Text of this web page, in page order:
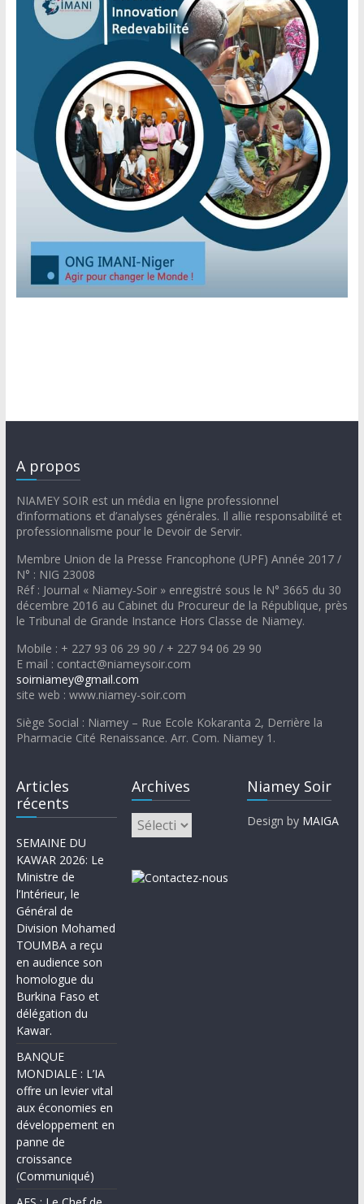
A propos
NIAMEY SOIR est un média en ligne professionnel
d’informations et d’analyses générales. Il allie responsabilité et
professionnalisme pour le Devoir de Servir.
Membre Union de la Presse Francophone (UPF) Année 2017 /
N° : NIG 23008
Réf : Journal « Niamey-Soir » enregistré sous le N° 3665 du 30
décembre 2016 au Cabinet du Procureur de la République, près
le Tribunal de Grande Instance Hors Classe de Niamey.
Mobile : + 227 93 06 29 90 / + 227 94 06 29 90
E mail : contact@niameysoir.com
soirniamey@gmail.com
site web : www.niamey-soir.com
Siège Social : Niamey – Rue Ecole Kokaranta 2, Derrière la
Pharmacie Cité Renaissance. Arr. Com. Niamey 1.
Articles
récents
SEMAINE DU
KAWAR 2026: Le
Ministre de
l’Intérieur, le
Général de
Division Mohamed
TOUMBA a reçu
en audience son
homologue du
Burkina Faso et
délégation du
Kawar.
BANQUE
MONDIALE : L’IA
offre un levier vital
aux économies en
développement en
panne de
croissance
(Communiqué)
Archives Niamey Soir
Design by MAIGA